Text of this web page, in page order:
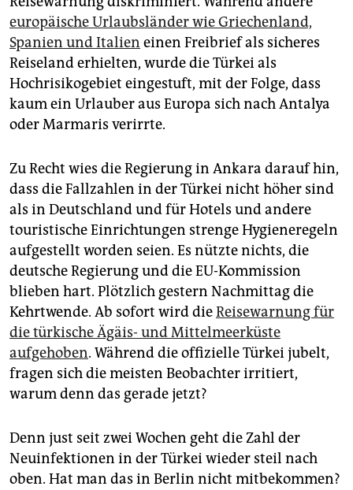
genossenschaft
epaper login
europäische Urlaubsländer wie Griechenland,
Spanien und Italien einen Freibrief als sicheres
Reiseland erhielten, wurde die Türkei als
Hochrisikogebiet eingestuft, mit der Folge, dass
kaum ein Urlauber aus ­Europa sich nach Antalya
oder Marmaris verirrte.
Zu Recht wies die Regierung in Ankara darauf hin,
dass die Fallzahlen in der Türkei nicht höher sind
als in Deutschland und für Hotels und andere
touristische Einrichtungen strenge Hygiene­regeln
aufgestellt worden seien. Es nützte nichts, die
deutsche­ ­Regierung und die EU-Kommission
blieben hart. Plötzlich gestern Nachmittag die
Kehrtwende. Ab sofort wird dieReisewarnung für
die türkische Ägäis- und Mittelmeerküste
aufgehoben. Während die offizielle Türkei jubelt,
fragen sich die meisten Beobachter irritiert,
warum denn das gerade jetzt?
Denn just seit zwei Wochen geht die Zahl der
Neuinfektionen in der Türkei wieder steil nach
oben. Hat man das in Berlin nicht mitbekommen?